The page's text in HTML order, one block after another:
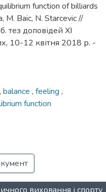
function of billiards
M. Baic, N. Starcevic //
тез доповідей XI
10-12 квітня 2018 р. -
, balance , feeling ,
function